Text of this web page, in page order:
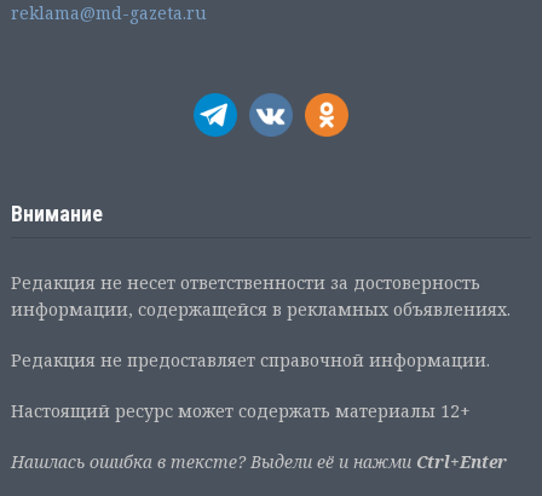
reklama@md-gazeta.ru
Внимание
Редакция не несет ответственности за достоверность
информации, содержащейся в рекламных объявлениях.
Редакция не предоставляет справочной информации.
Настоящий ресурс может содержать материалы 12+
Нашлась ошибка в тексте? Выдели её и нажми Ctrl+Enter